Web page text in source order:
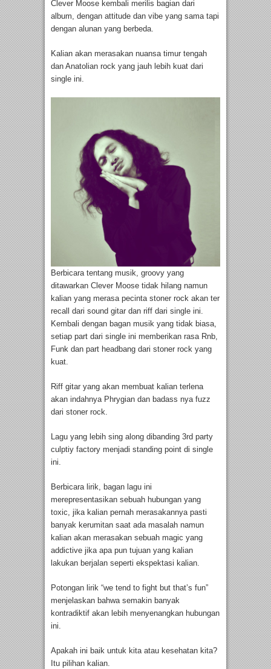
Clever Moose kembali merilis bagian dari
album, dengan attitude dan vibe yang sama tapi
dengan alunan yang berbeda.
Kalian akan merasakan nuansa timur tengah
dan Anatolian rock yang jauh lebih kuat dari
single ini.
Berbicara tentang musik, groovy yang
ditawarkan Clever Moose tidak hilang namun
kalian yang merasa pecinta stoner rock akan ter
recall dari sound gitar dan riff dari single ini.
Kembali dengan bagan musik yang tidak biasa,
setiap part dari single ini memberikan rasa Rnb,
Funk dan part headbang dari stoner rock yang
kuat.
Riff gitar yang akan membuat kalian terlena
akan indahnya Phrygian dan badass nya fuzz
dari stoner rock.
Lagu yang lebih sing along dibanding 3rd party
culptiy factory menjadi standing point di single
ini.
Berbicara lirik, bagan lagu ini
merepresentasikan sebuah hubungan yang
toxic, jika kalian pernah merasakannya pasti
banyak kerumitan saat ada masalah namun
kalian akan merasakan sebuah magic yang
addictive jika apa pun tujuan yang kalian
lakukan berjalan seperti ekspektasi kalian.
Potongan lirik “we tend to fight but that’s fun”
menjelaskan bahwa semakin banyak
kontradiktif akan lebih menyenangkan hubungan
ini.
Apakah ini baik untuk kita atau kesehatan kita?
Itu pilihan kalian.